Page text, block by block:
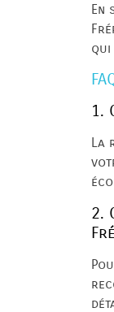
En
qui
1.
La
2.